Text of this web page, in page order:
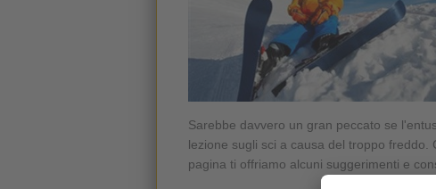
Sarebbe davvero un gran peccato se
lezione sugli sci a causa del troppo
pagina ti offriamo alcuni suggerimenti e